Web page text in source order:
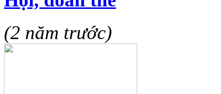
(2 năm trước)